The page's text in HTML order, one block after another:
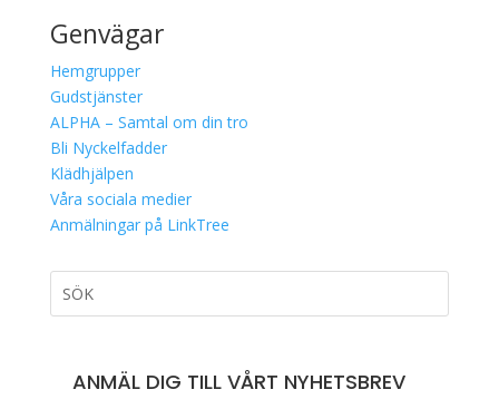
Genvägar
Hemgrupper
Gudstjänster
ALPHA – Samtal om din tro
Bli Nyckelfadder
Klädhjälpen
Våra sociala medier
Anmälningar på LinkTree
ANMÄL DIG TILL VÅRT NYHETSBREV